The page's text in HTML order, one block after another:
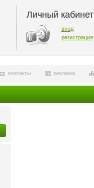
Личный кабинет
вход
регистрация
реклама
контакты